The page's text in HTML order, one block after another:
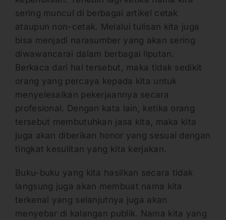
sering muncul di berbagai artikel cetak
ataupun non-cetak. Melalui tulisan kita juga
bisa menjadi narasumber yang akan sering
diwawancarai dalam berbagai liputan.
Berkaca dari hal tersebut, maka tidak sedikit
orang yang percaya kepada kita untuk
menyelesaikan pekerjaannya secara
profesional. Dengan kata lain, ketika orang
tersebut membutuhkan jasa kita, maka kita
juga akan diberikan honor yang sesuai dengan
tingkat kesulitan yang kita kerjakan.
Buku-buku yang kita hasilkan secara tidak
langsung juga akan membuat nama kita
terkenal yang selanjutnya juga akan
menyebar di kalangan publik. Nama kita yang